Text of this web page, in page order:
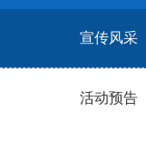
宣传风采
活动预告